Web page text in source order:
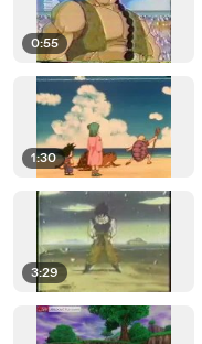
0:55
1:30
3:29